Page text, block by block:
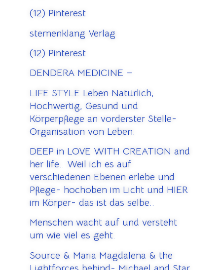
(12) Pinterest
sternenklang Verlag
(12) Pinterest
DENDERA MEDICINE –
LIFE STYLE Leben Natürlich,
Hochwertig, Gesund und
Körperpflege an vorderster Stelle-
Organisation von Leben.
DEEP in LOVE WITH CREATION and
her life.. Weil ich es auf
verschiedenen Ebenen erlebe und
Pflege- hochoben im Licht und HIER
im Körper- das ist das selbe..
Menschen wacht auf und versteht
um wie viel es geht.
Source & Maria Magdalena & the